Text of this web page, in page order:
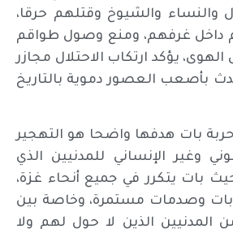
والنساء والشيوخ وقتلهم حرقا،
داخل غرفهم، ومنع وصول طواقم
الهوى، يؤكد ارتكاب الاحتلال مجازر
بأصعب العصور دموية بالتاريخ
بات هدفها واضحا هو التهجير
وغير الإنساني للمدنيين الذي
بات يتكرر في جميع أنحاء غزة،
وصدمات مستمرة، وخاصة بين
المدنيين الذين لا حول لهم ولا